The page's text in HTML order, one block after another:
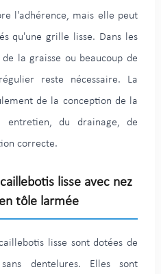
l'adhérence, mais elle peut
qu'une grille lisse. Dans les
la graisse ou beaucoup de
reste nécessaire. La
de la conception de la
du drainage, de
correcte.
lisse avec nez
tôle larmée
lisse sont dotées de
dentelures. Elles sont